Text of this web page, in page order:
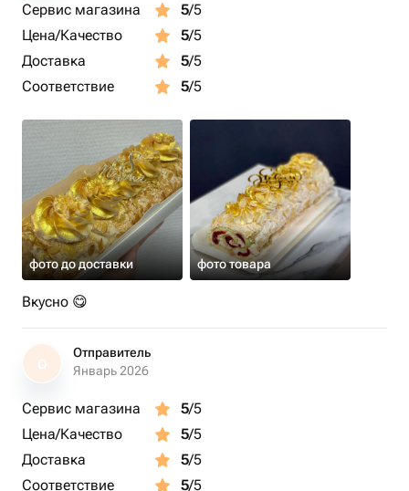
Сервис магазина 5/5
Цена/Качество
5/5
Доставка
5/5
Соответствие
5/5
фото до доставки фото товара
Вкусно 😋
О
Отправитель
Январь 2026
Сервис магазина 5/5
Цена/Качество
5/5
Доставка
5/5
Соответствие
5/5